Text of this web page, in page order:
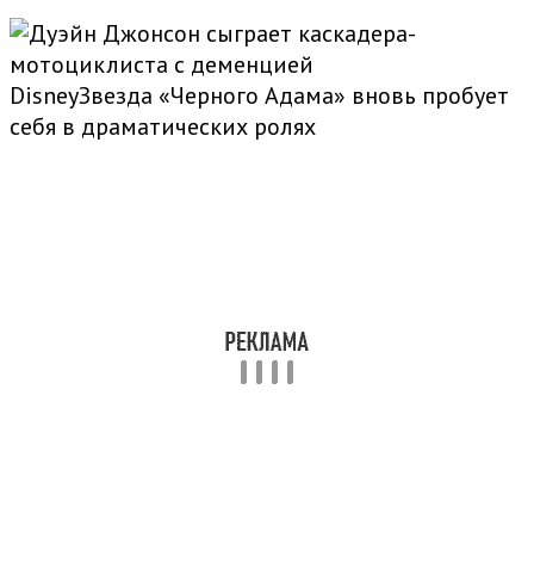
DisneyЗвезда «Черного Адама» вновь пробует
себя в драматических ролях